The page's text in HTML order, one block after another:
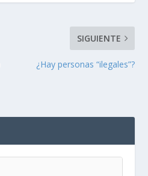
SIGUIENTE
¿Hay personas “ilegales”?